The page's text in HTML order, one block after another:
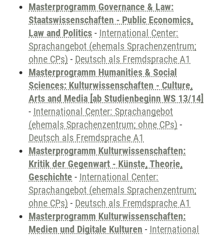
Masterprogramm Governance & Law:
Staatswissenschaften - Public Economics,
Law and Politics - International Center:
Sprachangebot (ehemals Sprachenzentrum;
ohne CPs) - Deutsch als Fremdsprache A1
Masterprogramm Humanities & Social
Sciences: Kulturwissenschaften - Culture,
Arts and Media [ab Studienbeginn WS 13/14]
- International Center: Sprachangebot
(ehemals Sprachenzentrum; ohne CPs) -
Deutsch als Fremdsprache A1
Masterprogramm Kulturwissenschaften:
Kritik der Gegenwart - Künste, Theorie,
Geschichte - International Center:
Sprachangebot (ehemals Sprachenzentrum;
ohne CPs) - Deutsch als Fremdsprache A1
Masterprogramm Kulturwissenschaften:
Medien und Digitale Kulturen - International